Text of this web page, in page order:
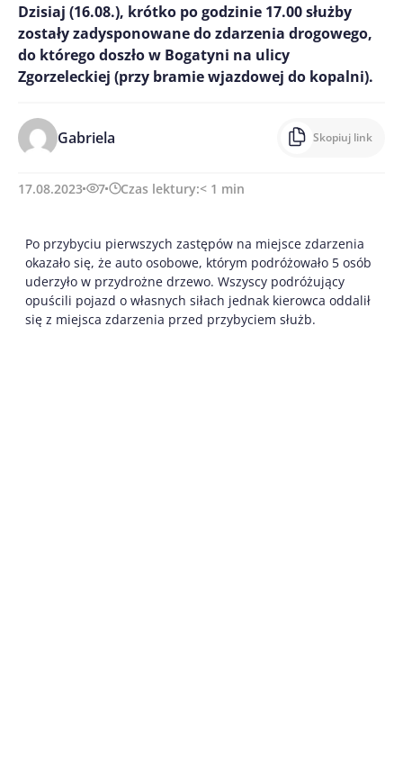
Dzisiaj (16.08.), krótko po godzinie 17.00 służby
zostały zadysponowane do zdarzenia drogowego,
do którego doszło w Bogatyni na ulicy
Zgorzeleckiej (przy bramie wjazdowej do kopalni).
Gabriela Skopiuj link
17.08.2023 7 Czas lektury:< 1 min
Po przybyciu pierwszych zastępów na miejsce zdarzenia
okazało się, że auto osobowe, którym podróżowało 5 osób
uderzyło w przydrożne drzewo. Wszyscy podróżujący
opuścili pojazd o własnych siłach jednak kierowca oddalił
się z miejsca zdarzenia przed przybyciem służb.